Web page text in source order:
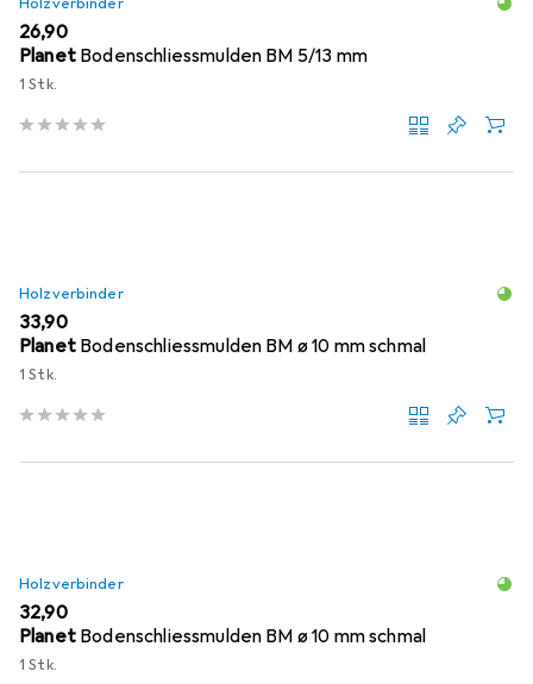
Holzverbinder
EUR
26,90
Planet Bodenschliessmulden BM 5/13 mm
1 Stk.
Holzverbinder
EUR
33,90
Planet Bodenschliessmulden BM ø 10 mm schmal
1 Stk.
Holzverbinder
EUR
32,90
Planet Bodenschliessmulden BM ø 10 mm schmal
1 Stk.